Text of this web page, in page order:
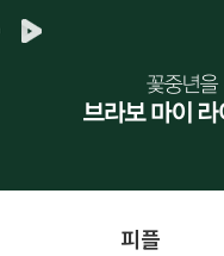
피플